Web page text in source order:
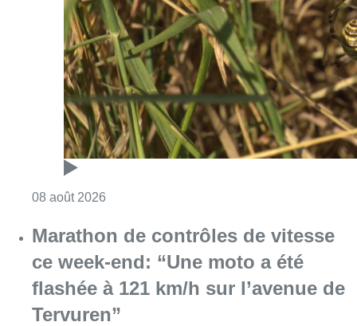
08 août 2026
Marathon de contrôles de vitesse
ce week-end: “Une moto a été
flashée à 121 km/h sur l’avenue de
Tervuren”